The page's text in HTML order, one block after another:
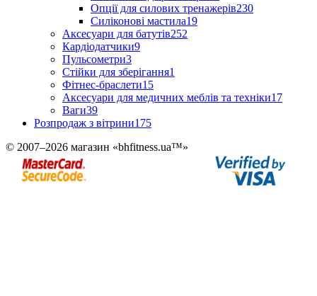
Опції для силових тренажерів230
Силіконові мастила19
Аксесуари для батутів252
Кардіодатчики9
Пульсометри3
Стійки для зберігання1
Фітнес-браслети15
Аксесуари для медичних меблів та техніки17
Ваги39
Розпродаж з вітрини175
© 2007–2026 магазин «bhfitness.ua™»